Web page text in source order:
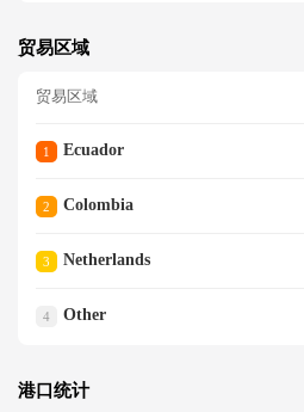
贸易区域
贸易区域
1 Ecuador
2 Colombia
3 Netherlands
4 Other
港口统计